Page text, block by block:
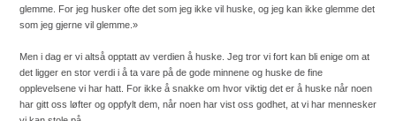
glemme. For jeg husker ofte det som jeg ikke vil huske, og jeg kan ikke glemme det
som jeg gjerne vil glemme.»
Men i dag er vi altså opptatt av verdien å huske. Jeg tror vi fort kan bli enige om at
det ligger en stor verdi i å ta vare på de gode minnene og huske de fine
opplevelsene vi har hatt. For ikke å snakke om hvor viktig det er å huske når noen
har gitt oss løfter og oppfylt dem, når noen har vist oss godhet, at vi har mennesker